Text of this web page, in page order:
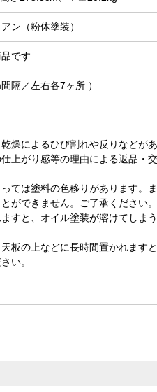
ン（粉体塗装）
です
隔／左右各7ヶ所 ）
燥によるひび割れや反りなどが
上がり感等の理由による返品・
ては塗料の色移りがあります。
ができません。ご了承ください。
すと、オイル塗装が溶けてしま
板の上などに長時間置かれます
い。